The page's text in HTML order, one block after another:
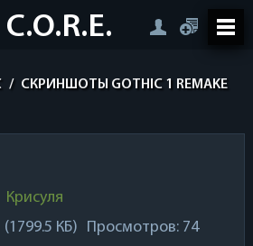
/ СКРИНШОТЫ GOTHIC 1 REMAKE
Крисуля
(1799.5 КБ) Просмотров: 74